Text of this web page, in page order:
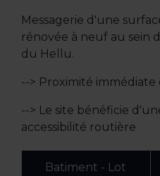
Messagerie d'une
rénovée à neuf au sein
du Hellu.
--> Proximité immédiate
--> Le site bénéficie
accessibilité routière
Batiment - Lot